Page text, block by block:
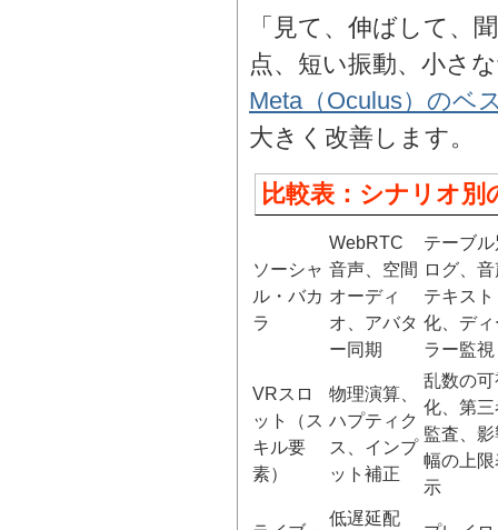
「見て、伸ばして、
点、短い振動、小さ
Meta（Oculus）のベ
大きく改善します。
比較表：シナリオ
ソーシャ
ル・バカ
ラ
WebRTC
音声、空間
オーディ
オ、アバタ
ー同期
テーブル
ログ、
テキスト
化、ディ
ラー監視
VRスロ
ット（ス
キル要
素）
物理演算、
ハプティク
ス、インプ
ット補正
乱数の可
化、第三
監査、影
幅の上限
示
低遅延配